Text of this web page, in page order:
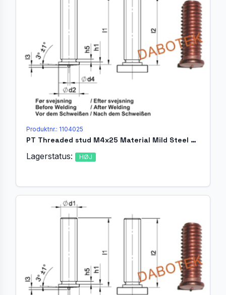
Produktnr.: 1104025
PT Threaded stud M4x25 Material Mild Steel 4.8 acc. EN ISO 13918
Lagerstatus: HØJ